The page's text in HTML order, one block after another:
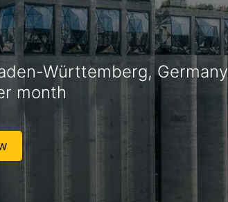
Württemberg, Germany
month